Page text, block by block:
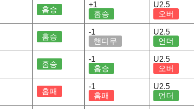
홈승
+1
홈승
U2.5
오버
홈승
-1
핸디무
U2.5
언더
홈승
-1
홈승
U2.5
오버
홈패
-1
홈패
U2.5
언더